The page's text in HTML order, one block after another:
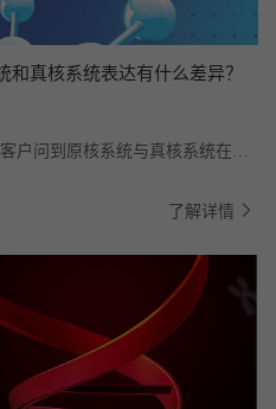
真核系统表达有什么差异？
问到原核系统与真核系统在表
了解详情